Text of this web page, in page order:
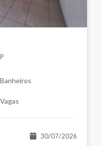
30/07/2026